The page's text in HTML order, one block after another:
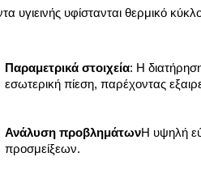
υγιεινής υφίστανται θερμικό
Παραμετρικά στοιχεία: Η
εσωτερική πίεση, παρέχοντας
Ανάλυση προβλημάτωνΗ υψηλή
προσμείξεων.